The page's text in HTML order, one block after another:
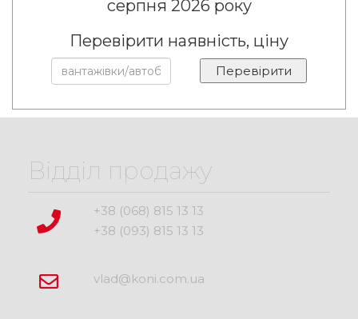
серпня 2026 року
Перевірити наявність, ціну
Відділ продажу
+38 (068) 815 13 13
+38 (093) 815 13 13
vlad@koni.com.ua